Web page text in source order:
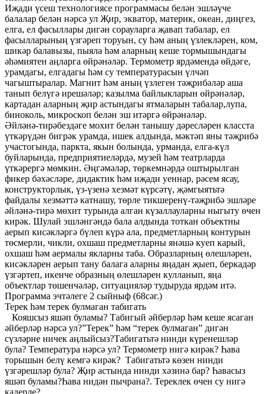
Иҗади үсеш технологиясе программасы белән эшләүче
балалар белән нәрсә ул Җир, экватор, материк, океан, диңгез,
елга, ел фасыллары дигән сорауларга җавап табалар, ел
фасылларының үзгәреп торуын, су һәм аның үзлекләрен, ком,
шикәр балавызы, пыяла һәм аларның кеше тормышындагы
әһәмиятен аңларга өйрәнәләр. Термометр ярдәмендә өйдәге,
урамдагы, елгадагы һәм су температурасын үлчәп
чагыштыралар. Магнит һәм аның үзлеген тәҗрибәләр аша
танып белүгә ирешәләр; казылма байлыкларын өйрәнәләр,
картадан аларның җир астындагы ятмаларын табалар,лупа,
биноколь, микроскоп белән эш итәргә өйрәнәләр.
Әйләнә-тирәбездәге мохит белән танышу дәресләрен класста
үткәрүдән бигрәк урамда, ишек алдында, мәктәп яны тәҗрибә
участогында, паркта, якын болында, урманда, елга-күл
буйларында, предприятиеләрдә, музей һәм театрларда
үткәрергә мөмкин. Әңгәмәләр, төркемнәрдә оштырылган
фикер бәхәсләре, дидактик һәм иҗади уеннар, рәсем ясау,
конструкторлык, үз-үзенә хезмәт күрсәтү, җәмгыятьтә
файдалы хезмәттә катнашу, төрле тикшеренү-тәҗрибә эшләре
әйләнә-тирә мөхит турында алган күзаллауларны ныгыту өчен
кирәк. Шулай эшләнгәндә бала алдында тоткан объектны
аерып кисәкләргә бүлеп күрә ала, предметларның контурын
төсмерли, чикли, охшаш предметларны янәшә куеп карый,
охшаш һәм аермалы якларны таба. Образларның өлешләрен,
кисәкләрен аерып тану балага аларны яңадан җыеп, беркадәр
үзгәртеп, икенче образның өлешләрен кулланып, яңа
объектлар төшенчәләр, ситуацияләр тудыруда ярдәм итә.
Программа эчтәлеге 2 сыйныф (68сәг.)
Терек һәм терек булмаган табигать
Кояшсыз яшәп буламы? Табигый әйберләр һәм кеше ясаган
әйберләр нәрсә ул?”Терек” һәм “терек булмаган” дигән
сүзләрне ничек аңлыйсыз?Табигатьтә нинди күренешләр
була? Температура нәрсә ул? Термометр нигә кирәк? Һава
торышын белү кемгә кирәк? Табигатьтә көзен нинди
үзгәрешләр була? Җир астында нинди хәзинә бар? Һавасыз
яшәп буламы?Һава нидән пычрана?. Тереклек өчен су нигә
кадерле?